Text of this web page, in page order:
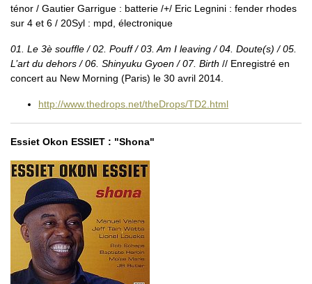
ténor / Gautier Garrigue : batterie /+/ Eric Legnini : fender rhodes
sur 4 et 6 / 20Syl : mpd, électronique
01. Le 3è souffle / 02. Pouff / 03. Am I leaving / 04. Doute(s) / 05.
L’art du dehors / 06. Shinyuku Gyoen / 07. Birth // Enregistré en
concert au New Morning (Paris) le 30 avril 2014.
http://www.thedrops.net/theDrops/TD2.html
Essiet Okon ESSIET : "Shona"